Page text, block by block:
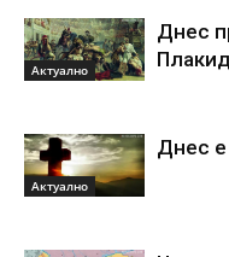
Актуално
Днес
Актуално
Днес